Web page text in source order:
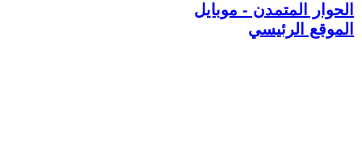
الحوار المتمدن - موبايل
الموقع الرئيسي